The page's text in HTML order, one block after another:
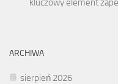
kluczowy element
ARCHIWA
sierpień 2026